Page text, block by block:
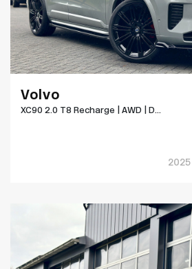
Volvo
XC90 2.0 T8 Recharge | AWD | D...
2025